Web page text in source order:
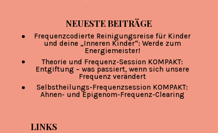
NEUESTE BEITRÄGE
Frequenzcodierte Reinigungsreise für Kinder
und deine „Inneren Kinder“: Werde zum
Energiemeister!
Theorie und Frequenz-Session KOMPAKT:
Entgiftung – was passiert, wenn sich unsere
Frequenz verändert
Selbstheilungs-Frequenzsession KOMPAKT:
Ahnen- und Epigenom-Frequenz-Clearing
LINKS